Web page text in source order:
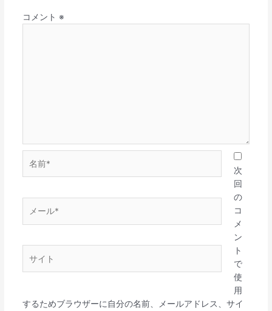
コメント ※
ー
*
次
回
の
コ
メ
ン
ト
で
使
用
するためブラウザーに自分の名前、メールアドレス、サイ